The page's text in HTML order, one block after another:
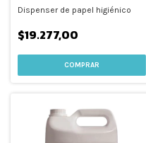
Dispenser de papel higiénico
$19.277,00